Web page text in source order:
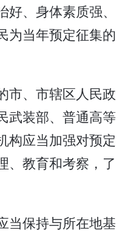
、身体素质强、
为当年预定征集的
市、市辖区人民政
武装部、普通高等
构应当加强对预定
、教育和考察，了
当保持与所在地基